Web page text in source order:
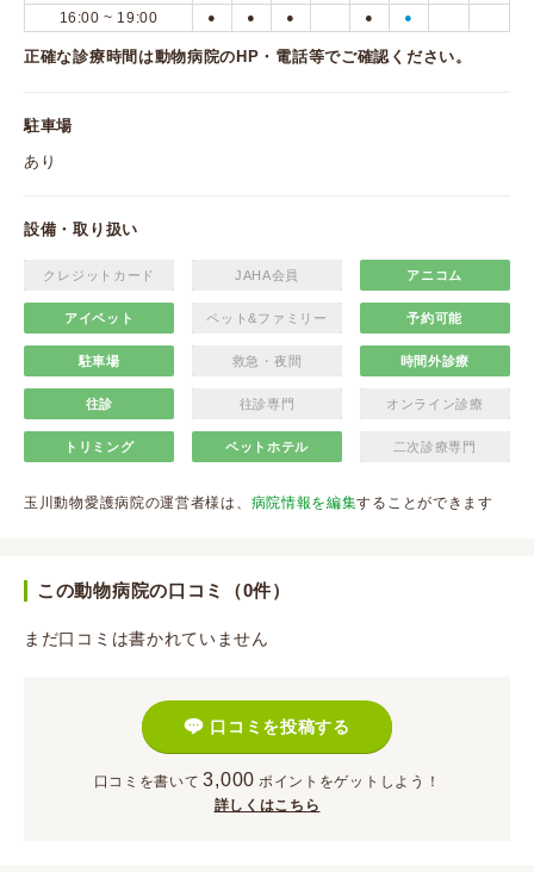
16:00 ~ 19:00 ● ● ● ● ●
正確な診療時間は動物病院のHP・電話等でご確認ください。
駐車場
あり
設備・取り扱い
クレジットカード JAHA会員 アニコム
アイペット ペット&ファミリー 予約可能
駐車場 救急・夜間 時間外診療
往診 往診専門 オンライン診療
トリミング ペットホテル 二次診療専門
玉川動物愛護病院の運営者様は、 病院情報を編集することができます
この動物病院の口コミ（0件）
まだ口コミは書かれていません
口コミを投稿する
口コミを書いて 3,000 ポイント をゲットしよう！
詳しくはこちら